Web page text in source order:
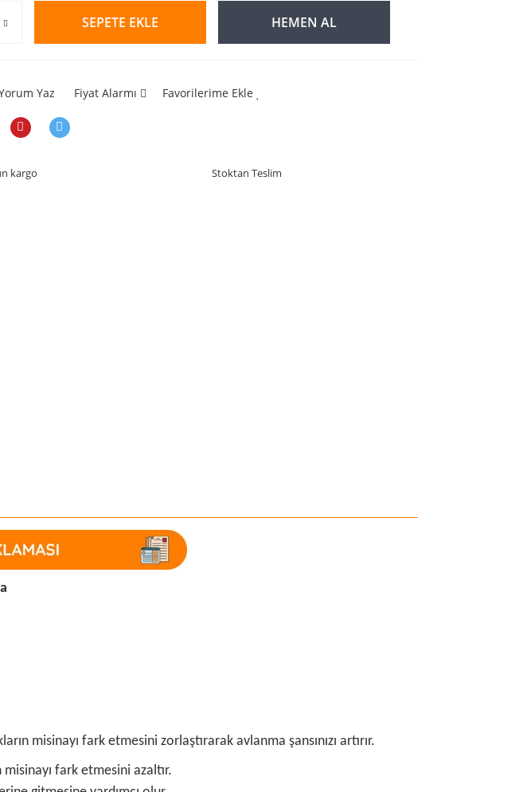
SEPETE EKLE HEMEN AL
Yaz Fiyat Alarmı Favorilerime Ekle
kargo Stoktan Teslim
misinayı fark etmesini zorlaştırarak avlanma şansınızı artırır.
fark etmesini azaltır.